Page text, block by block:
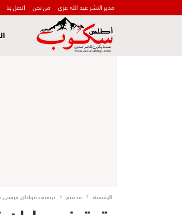
مدير النشر عبد الله عزي من نحن اتصل بنا
الرئيسية مجتمع توقيف مواطن فرنسي